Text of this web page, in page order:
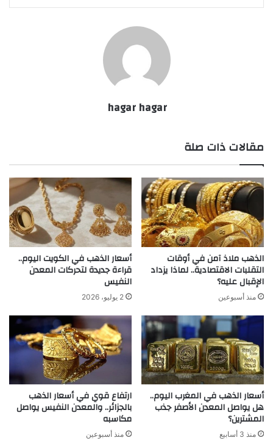
hagar hagar
مقالات ذات صلة
الذهب ملاذ آمن في أوقات
التقلبات الاقتصادية.. لماذا يزداد
الإقبال عليه؟
منذ أسبوعين
أسعار الذهب في الكويت اليوم..
قراءة جديدة لتحركات المعدن
النفيس
2 يوليو، 2026
أسعار الذهب في المغرب اليوم..
هل يواصل المعدن الأصفر جذب
المشترين؟
منذ 3 أسابيع
ارتفاع قوي في أسعار الذهب
بالجزائر.. والمعدن النفيس يواصل
مكاسبه
منذ أسبوعين